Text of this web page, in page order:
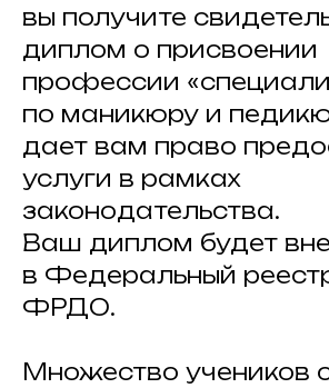
вы получите
диплом о присвоении
профессии
по маникюру и
дает вам право
услуги в рамках
законодательства.
Ваш диплом будет
в Федеральный
ФРДО.
Множество учеников